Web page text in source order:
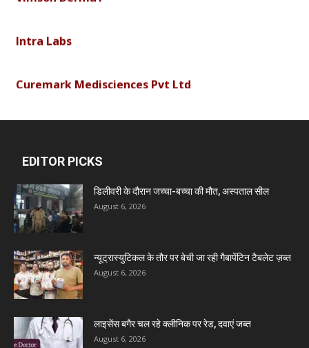
Intra Labs
Curemark Medisciences Pvt Ltd
Biolife Technologies
Dava India
Invision Pharma Limited
Ben Pharmaceuticals
Marxx Pharma
Mcneil & Argus Pharmaceuticals Limited
EDITOR PICKS
डिलीवरी के दौरान जच्चा-बच्चा की मौत, अस्पताल सील
August 6, 2026
न्यूट्रास्युटिकल के तौर पर बेची जा रही गैबापेंटिन टैबलेट ज़ब्त
August 6, 2026
लाइसेंस बगैर चल रहे क्लीनिक पर रेड, दवाएं जब्त
August 6, 2026